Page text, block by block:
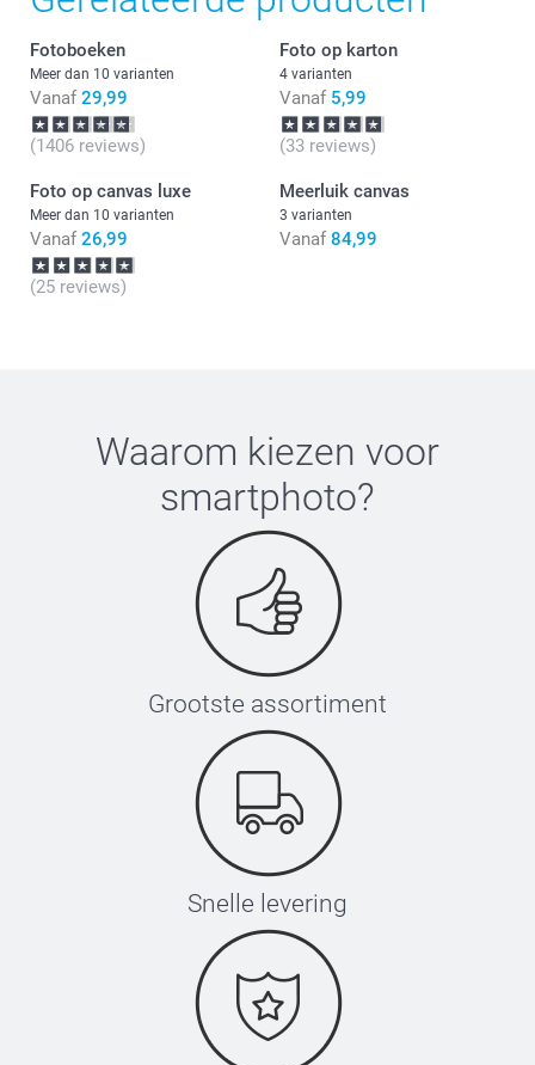
Wat zijn de precieze afmetingen van de canvassen in mijn
compositie?
Fotoboeken
Meer dan 10 varianten
Vanaf 29,99
(1406 reviews)
Foto op karton
4 varianten
Vanaf 5,99
(33 reviews)
Foto op canvas luxe
Meer dan 10 varianten
Vanaf 26,99
(25 reviews)
Meerluik canvas
3 varianten
Vanaf 84,99
Waarom kiezen voor
smartphoto?
Grootste assortiment
Snelle levering